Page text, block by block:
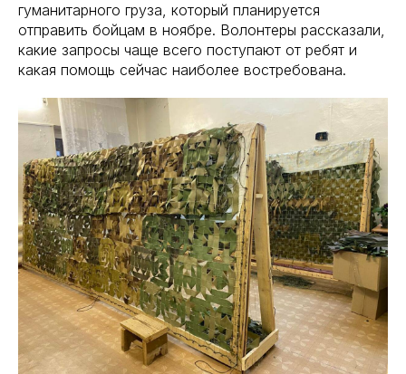
гуманитарного груза, который планируется
отправить бойцам в ноябре. Волонтеры рассказали,
какие запросы чаще всего поступают от ребят и
какая помощь сейчас наиболее востребована.